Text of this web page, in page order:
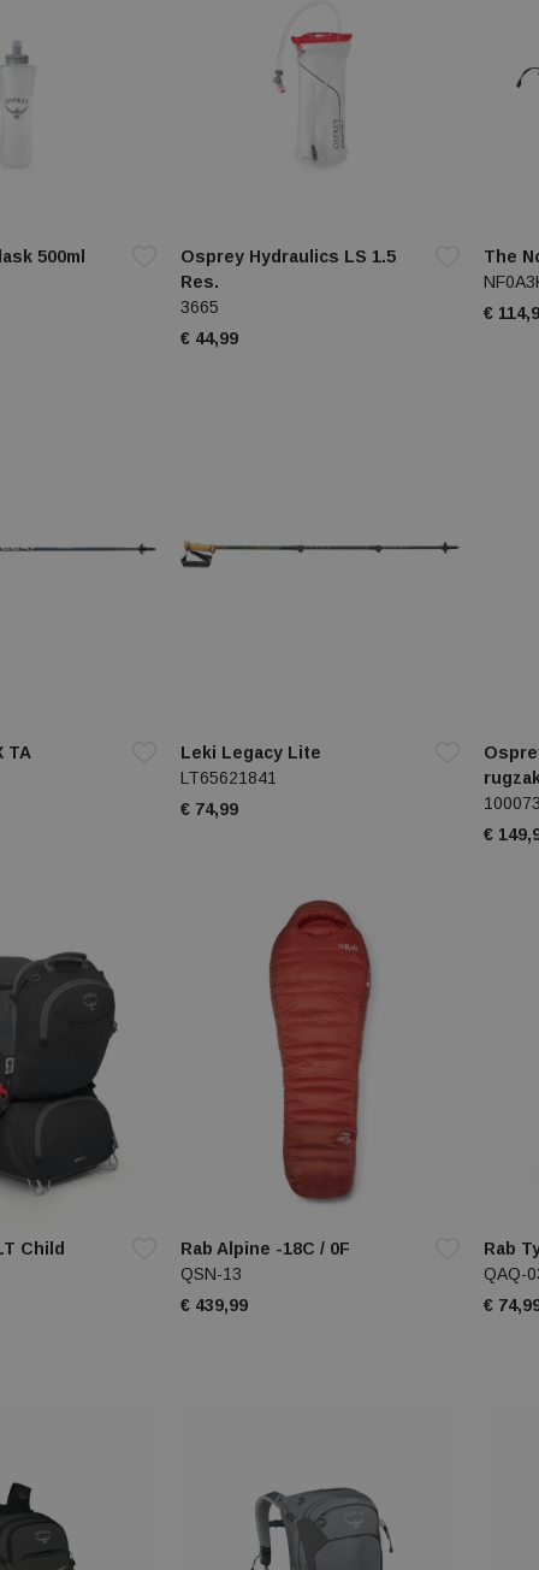
500ml
Osprey Hydraulics LS 1.5
Res.
3665
€ 44,99
The
€
TA
Leki Legacy Lite
LT65621841
€ 74,99
€
Child
Rab Alpine -18C / 0F
QSN-13
€ 439,99
Rab
QAQ-
€